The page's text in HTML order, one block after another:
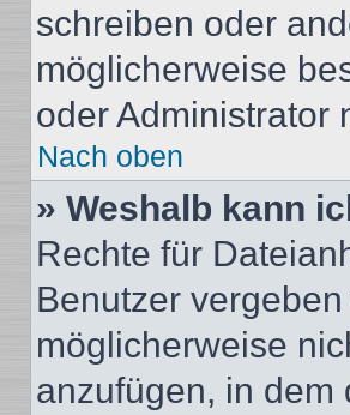
schreiben oder
möglicherweise
oder Administrator
Nach oben
» Weshalb kann
Rechte für
Benutzer
möglicherweise
anzufügen, in dem